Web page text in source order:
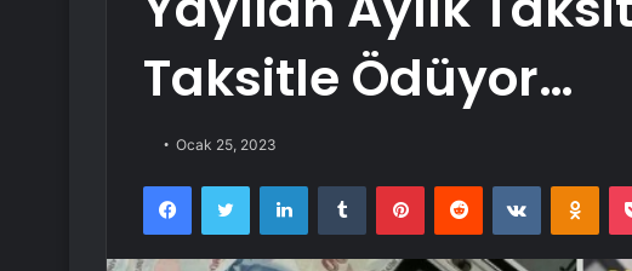
Taksitle Ödüyor…
Ocak 25, 2023
FacebookTwitter LinkedInTumblr PinterestReddit VKontakte